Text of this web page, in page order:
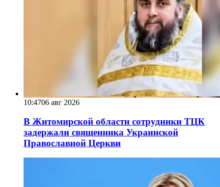
10:4706 авг 2026
В Житомирской области сотрудники ТЦК
задержали священника Украинской
Православной Церкви